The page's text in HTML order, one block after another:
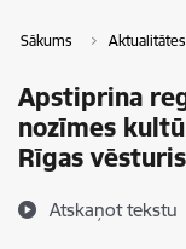
Sākums Aktualitātes
Apstiprina
nozīmes
Rīgas
Atskaņot tekstu